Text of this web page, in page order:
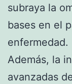
subraya la
bases en el
enfermedad.
Además, la
avanzadas